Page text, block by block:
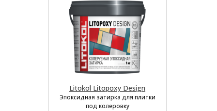
Litokol Litopoxy Design
Эпоксидная затирка для плитки
под колеровку